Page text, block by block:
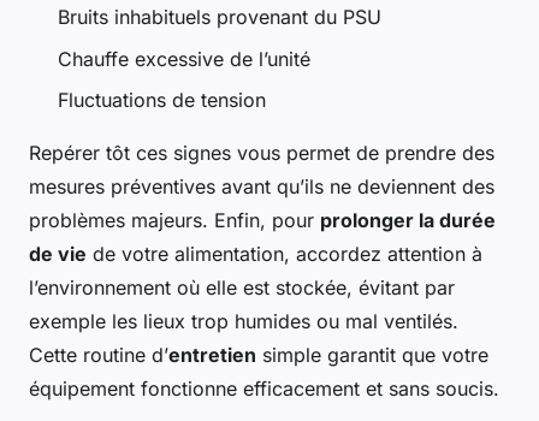
Bruits inhabituels provenant du PSU
Chauffe excessive de l’unité
Fluctuations de tension
Repérer tôt ces signes vous permet de prendre des
mesures préventives avant qu’ils ne deviennent des
problèmes majeurs. Enfin, pour prolonger la durée
de vie de votre alimentation, accordez attention à
l’environnement où elle est stockée, évitant par
exemple les lieux trop humides ou mal ventilés.
Cette routine d’entretien simple garantit que votre
équipement fonctionne efficacement et sans soucis.